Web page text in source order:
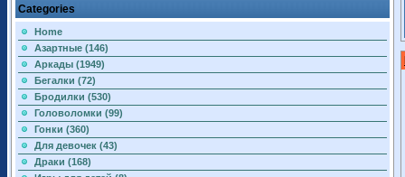
Categories
Home
Азартные (146)
Аркады (1949)
Бегалки (72)
Бродилки (530)
Головоломки (99)
Гонки (360)
Для девочек (43)
Драки (168)